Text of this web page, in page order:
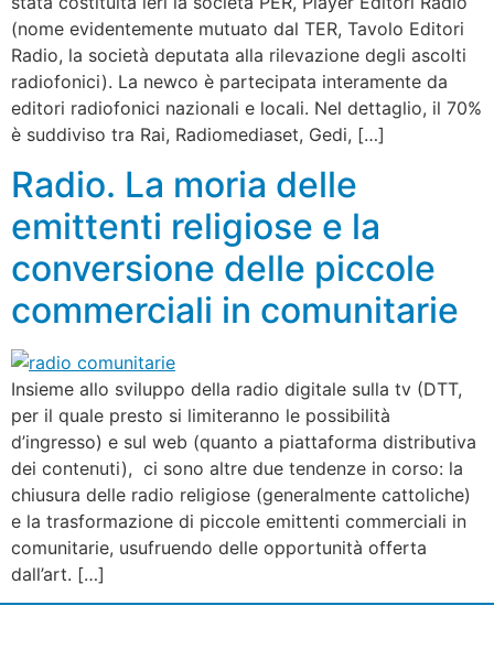
(nome evidentemente mutuato dal TER, Tavolo Editori
Radio, la società deputata alla rilevazione degli ascolti
radiofonici). La newco è partecipata interamente da
editori radiofonici nazionali e locali. Nel dettaglio, il 70%
è suddiviso tra Rai, Radiomediaset, Gedi, […]
Radio. La moria delle
emittenti religiose e la
conversione delle piccole
commerciali in comunitarie
Insieme allo sviluppo della radio digitale sulla tv (DTT,
per il quale presto si limiteranno le possibilità
d’ingresso) e sul web (quanto a piattaforma distributiva
dei contenuti), ci sono altre due tendenze in corso: la
chiusura delle radio religiose (generalmente cattoliche)
e la trasformazione di piccole emittenti commerciali in
comunitarie, usufruendo delle opportunità offerta
dall’art. […]